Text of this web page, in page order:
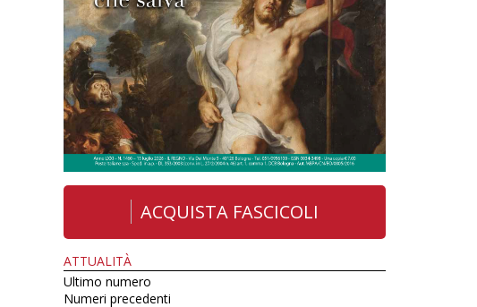
ACQUISTA FASCICOLI
ATTUALITÀ
Ultimo numero
Numeri precedenti